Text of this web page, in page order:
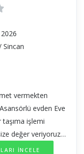
Sincan
vermekten
evden Eve
işlemi
değer veriyoruz
memnun
İNCELE